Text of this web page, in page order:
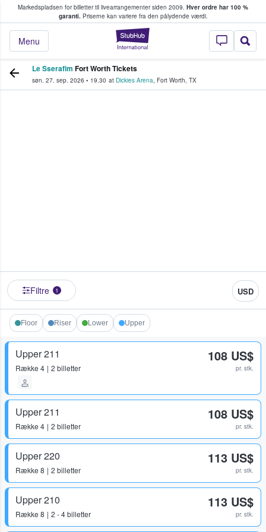
Markedspladsen for billetter til livearrangementer siden 2009. Hver ordre har 100 %
garanti.Priserne kan variere fra den pålydende værdi.
StubHub - Hvor
Menu
køber og sælger billetter
Le Sserafim Fort Worth Tickets
søn. 27. sep. 2026 • 19.30 at Dickies Arena, Fort Worth, TX
Filtre 1 USD
Floor Riser Lower Upper
Upper 211
Række 4 2 billetter
108 US$
pr. stk.
Upper 211
Række 4 2 billetter
108 US$
pr. stk.
Upper 220
Række 8 2 billetter
113 US$
pr. stk.
Upper 210
Række 8 2 - 4 billetter
113 US$
pr. stk.